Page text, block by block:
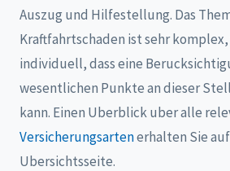
Auszug und Hilfestellung. Das
Kraftfahrtschaden ist sehr
individuell, dass eine
wesentlichen Punkte an dieser
kann. Einen Uberblick uber alle
Versicherungsartenerhalten Sie
Ubersichtsseite.